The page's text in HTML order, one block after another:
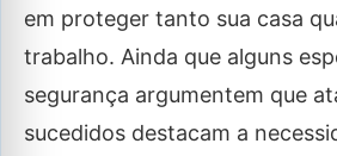
em proteger tanto sua casa
trabalho. Ainda que alguns
segurança argumentem que
sucedidos destacam a